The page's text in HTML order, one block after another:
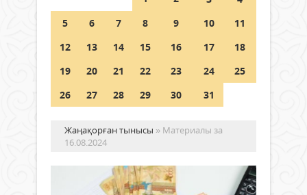
Германия аптап ыстыққа
байланысты суды үнемдей
бастады
04 тамыз 2026 ж.
5
6 7 8 9 10
11
12
13 14 15 16 17
18
19
20 21 22 23 24
25
26
27 28 29 30 31
Жаңақорған тынысы » Материалы за
16.08.2024